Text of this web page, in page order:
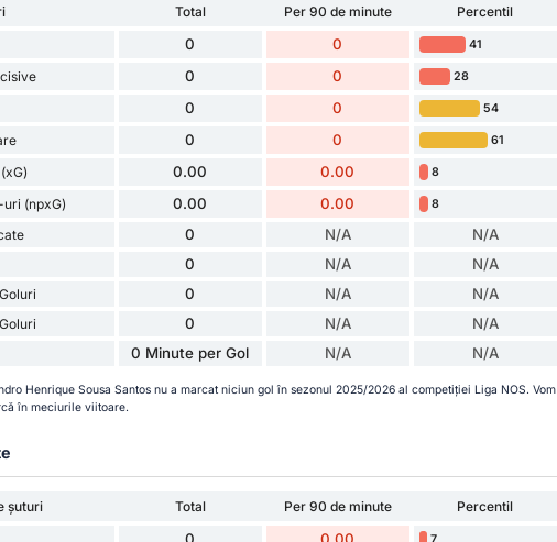
Total Per 90 de minute
Percentil
0 0 41
0 0 28
0 0 54
0 0 61
0.00 0.00 8
(npxG) 0.00 0.00 8
0 N/A N/A
0 N/A N/A
0 N/A N/A
0 N/A N/A
0 Minute per Gol N/A N/A
Henrique Sousa Santos nu a marcat niciun gol în sezonul 2025/2026 al competiției Liga NOS. Vom
în meciurile viitoare.
șuturi Total Per 90 de minute
Percentil
0 0.00 7